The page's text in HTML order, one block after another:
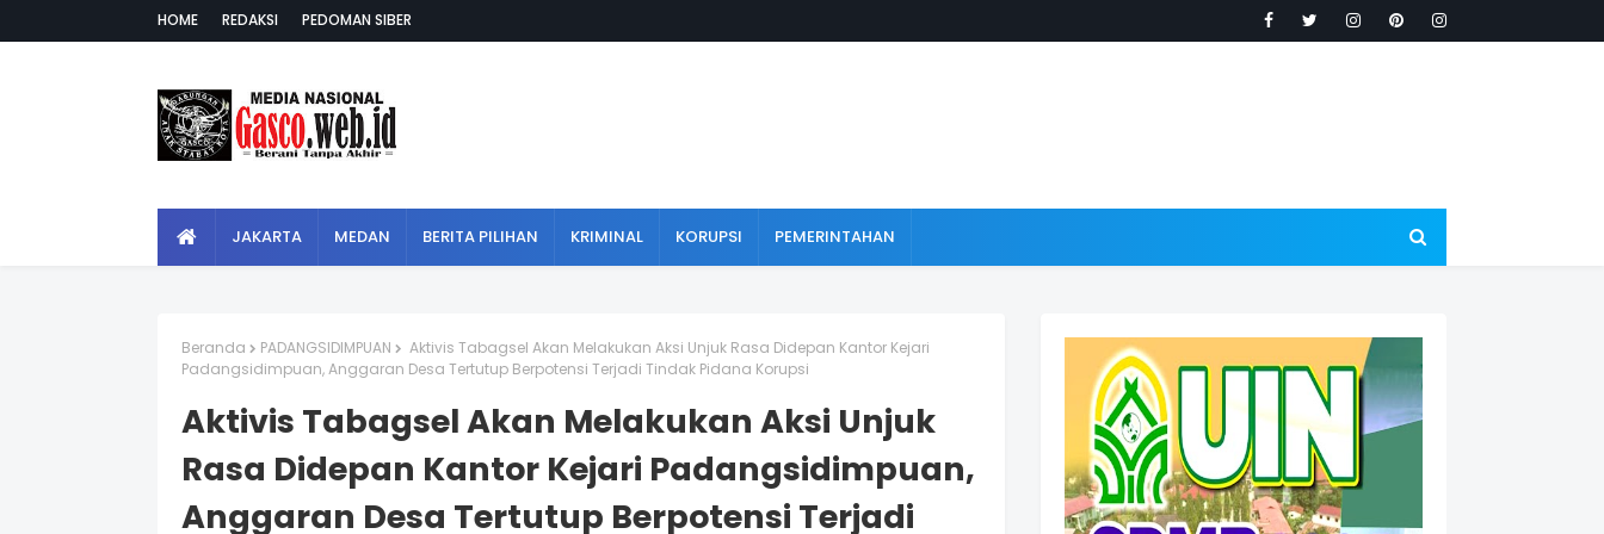
HOME REDAKSI PEDOMAN SIBER
JAKARTA MEDAN BERITA PILIHAN KRIMINAL KORUPSI PEMERINTAHAN
Beranda PADANGSIDIMPUAN
Aktivis Tabagsel Akan Melakukan Aksi Unjuk Rasa Didepan Kantor Kejari
Padangsidimpuan, Anggaran Desa Tertutup Berpotensi Terjadi Tindak Pidana Korupsi
Aktivis Tabagsel Akan Melakukan Aksi Unjuk
Rasa Didepan Kantor Kejari Padangsidimpuan,
Anggaran Desa Tertutup Berpotensi Terjadi